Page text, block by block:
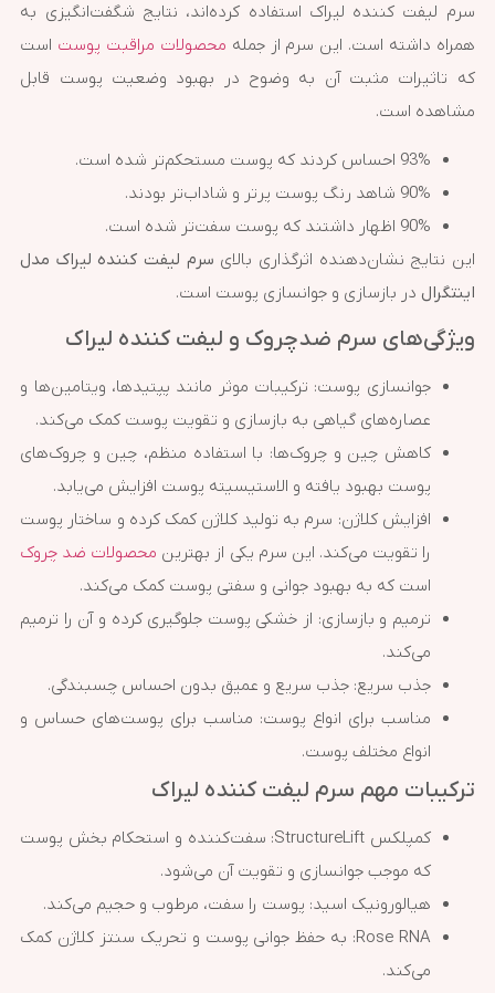
سرم لیفت کننده لیراک استفاده کرده‌اند، نتایج شگفت‌انگیزی به
همراه داشته است. این سرم از جمله محصولات مراقبت پوست است
که تاثیرات مثبت آن به وضوح در بهبود وضعیت پوست قابل
مشاهده است.
93% احساس کردند که پوست مستحکم‌تر شده است.
90% شاهد رنگ پوست پرتر و شاداب‌تر بودند.
90% اظهار داشتند که پوست سفت‌تر شده است.
این نتایج نشان‌دهنده اثرگذاری بالای سرم لیفت کننده لیراک مدل
اینتگرال در بازسازی و جوانسازی پوست است.
ویژگی‌های سرم ضدچروک و لیفت کننده لیراک
جوانسازی پوست: ترکیبات موثر مانند پپتیدها، ویتامین‌ها و
عصاره‌های گیاهی به بازسازی و تقویت پوست کمک می‌کند.
کاهش چین و چروک‌ها: با استفاده منظم، چین و چروک‌های
پوست بهبود یافته و الاستیسیته پوست افزایش می‌یابد.
افزایش کلاژن: سرم به تولید کلاژن کمک کرده و ساختار پوست
را تقویت می‌کند. این سرم یکی از بهترین محصولات ضد چروک
است که به بهبود جوانی و سفتی پوست کمک می‌کند.
ترمیم و بازسازی: از خشکی پوست جلوگیری کرده و آن را ترمیم
می‌کند.
جذب سریع: جذب سریع و عمیق بدون احساس چسبندگی.
مناسب برای انواع پوست: مناسب برای پوست‌های حساس و
انواع مختلف پوست.
ترکیبات مهم سرم لیفت کننده لیراک
کمپلکس StructureLift: سفت‌کننده و استحکام بخش پوست
که موجب جوانسازی و تقویت آن می‌شود.
هیالورونیک اسید: پوست را سفت، مرطوب و حجیم می‌کند.
Rose RNA: به حفظ جوانی پوست و تحریک سنتز کلاژن کمک
می‌کند.